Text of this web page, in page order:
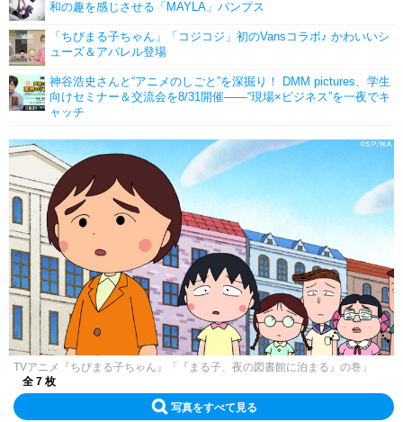
和の趣を感じさせる「MAYLA」パンプス
「ちびまる子ちゃん」「コジコジ」初のVansコラボ♪ かわいいシ
ューズ＆アパレル登場
神谷浩史さんと“アニメのしごと”を深掘り！ DMM pictures、学生
向けセミナー＆交流会を8/31開催――“現場×ビジネス”を一夜でキ
ャッチ
TVアニメ『ちびまる子ちゃん』「『まる子、夜の図書館に泊まる』の巻」
全 7 枚
写真をすべて見る